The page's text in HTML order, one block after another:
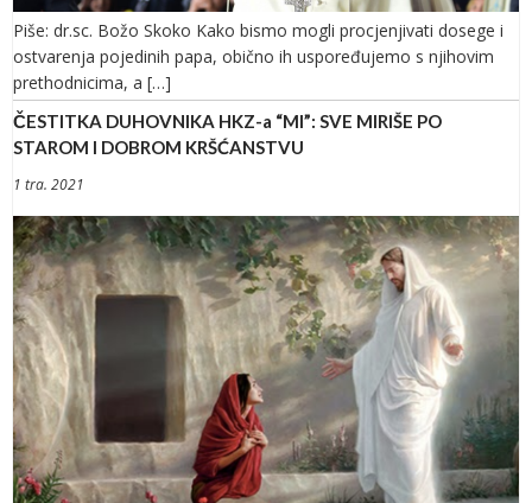
Piše: dr.sc. Božo Skoko Kako bismo mogli procjenjivati dosege i
ostvarenja pojedinih papa, obično ih uspoređujemo s njihovim
prethodnicima, a […]
ČESTITKA DUHOVNIKA HKZ-a “MI”: SVE MIRIŠE PO
STAROM I DOBROM KRŠĆANSTVU
1 tra. 2021